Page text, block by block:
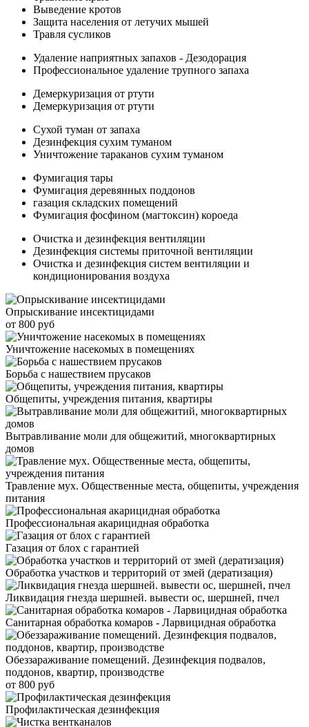
Выведение кротов
Защита населения от летучих мышей
Травля сусликов
Удаление наприятных запахов - Дезодорация
Профессиональное удаление трупного запаха
Демеркуризация от ртути
Демеркуризация от ртути
Сухой туман от запаха
Дезинфекция сухим туманом
Уничтожение тараканов сухим туманом
Фумигация тары
Фумигация деревянных поддонов
газация складских помещений
Фумигация фосфином (магтоксин) короеда
Очистка и дезинфекция вентиляции
Дезинфекция системы приточной вентиляции
Очистка и дезинфекция систем вентиляции и
кондиционирования воздуха
Опрыскивание инсектицидами
от 800 руб
Уничтожение насекомых в помещениях
Борьба с нашествием прусаков
Общепиты, учреждения питания, квартиры
Вытравливание моли для общежитий, многоквартирных
домов
Травление мух. Общественные места, общепиты, учреждения
питания
Профессиональная акарицидная обработка
Газация от блох с гарантией
Обработка участков и территорий от змей (дератизация)
Ликвидация гнезда шершней. вывести ос, шершней, пчел
Санитарная обработка комаров - Ларвицидная обработка
Обеззараживание помещений. Дезинфекция подвалов,
поддонов, квартир, производстве
от 800 руб
Профилактическая дезинфекция